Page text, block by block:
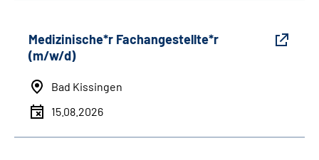
Medizinische*r Fachangestellte*r
(m/w/d)
Bad Kissingen
15.08.2026